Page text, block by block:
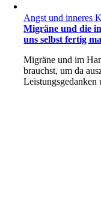
Angst und inneres
Migräne und die
uns selbst fertig
Migräne und im
brauchst, um da
Leistungsgedanken